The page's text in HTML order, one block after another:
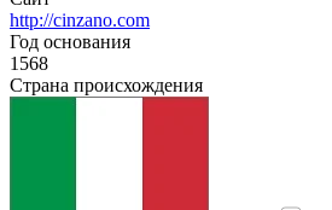
http://cinzano.com
Год основания
1568
Страна происхождения